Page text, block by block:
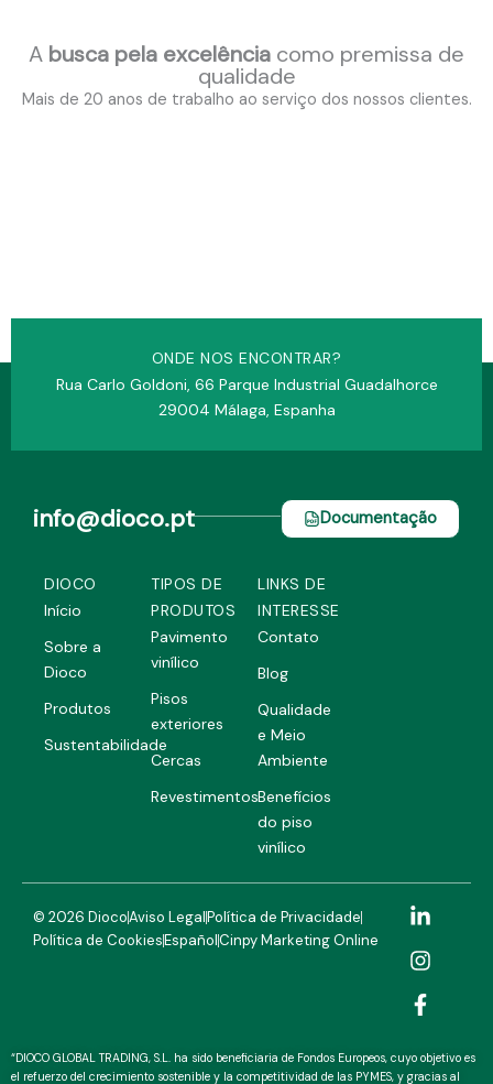
A busca pela excelência como premissa de
qualidade
Mais de 20 anos de trabalho ao serviço dos nossos clientes.
ONDE NOS ENCONTRAR?
Rua Carlo Goldoni, 66 Parque Industrial Guadalhorce
29004 Málaga, Espanha
info@dioco.pt Documentação
DIOCO
Início
Sobre a
Dioco
Produtos
Sustentabilidade
TIPOS DE
PRODUTOS
Pavimento
vinílico
Pisos
exteriores
Cercas
Revestimentos
LINKS DE
INTERESSE
Contato
Blog
Qualidade
e Meio
Ambiente
Benefícios
do piso
vinílico
© 2026 DiocoAviso LegalPolítica de Privacidade
Política de CookiesEspañolCinpy Marketing Online
L
i
n
k
e
d
n
I
n
s
t
a
g
a
F
a
c
e
b
o
k
“DIOCO GLOBAL TRADING, S.L. ha sido beneficiaria de Fondos Europeos, cuyo objetivo es
el refuerzo del crecimiento sostenible y la competitividad de las PYMES, y gracias al